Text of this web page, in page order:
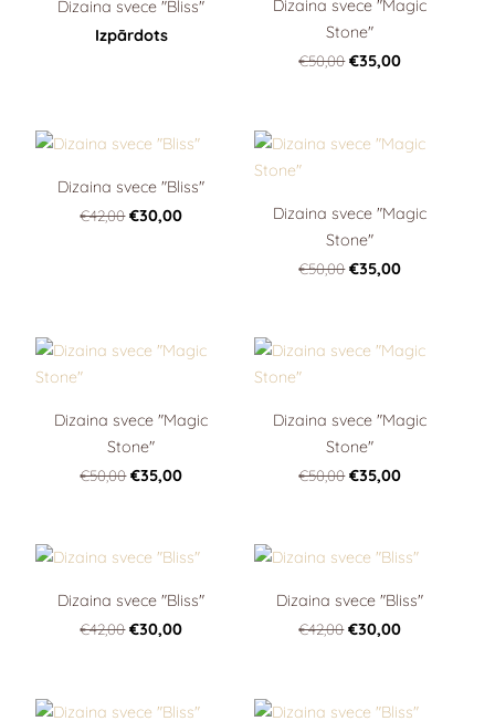
Dizaina svece "Bliss"
Izpārdots
Dizaina svece "Magic
Stone"
€50,00 €35,00
Dizaina svece "Bliss"
€42,00 €30,00
Dizaina svece "Magic
Stone"
€50,00 €35,00
Dizaina svece "Magic
Stone"
€50,00 €35,00
Dizaina svece "Magic
Stone"
€50,00 €35,00
Dizaina svece "Bliss"
€42,00 €30,00
Dizaina svece "Bliss"
€42,00 €30,00